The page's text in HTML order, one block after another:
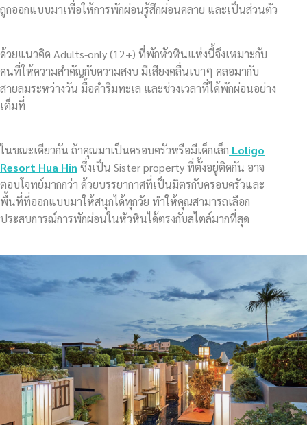
ถูกออกแบบมาเพื่อให้การพักผ่อนรู้สึกผ่อนคลาย และเป็นส่วนตัว
ด้วยแนวคิด Adults-only (12+) ที่พักหัวหินแห่งนี้จึงเหมาะกับ
คนที่ให้ความสำคัญกับความสงบ มีเสียงคลื่นเบาๆ คลอมากับ
สายลมระหว่างวัน มื้อค่ำริมทะเล และช่วงเวลาที่ได้พักผ่อนอย่าง
เต็มที่
ในขณะเดียวกัน ถ้าคุณมาเป็นครอบครัวหรือมีเด็กเล็ก Loligo
Resort Hua Hin ซึ่งเป็น Sister property ที่ตั้งอยู่ติดกัน อาจ
ตอบโจทย์มากกว่า ด้วยบรรยากาศที่เป็นมิตรกับครอบครัวและ
พื้นที่ที่ออกแบบมาให้สนุกได้ทุกวัย ทำให้คุณสามารถเลือก
ประสบการณ์การพักผ่อนในหัวหินได้ตรงกับสไตล์มากที่สุด